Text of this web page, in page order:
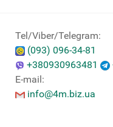
Tel/Viber/Telegram:
(093) 096-34-81
+380930963481
E-mail:
info@4m.biz.ua